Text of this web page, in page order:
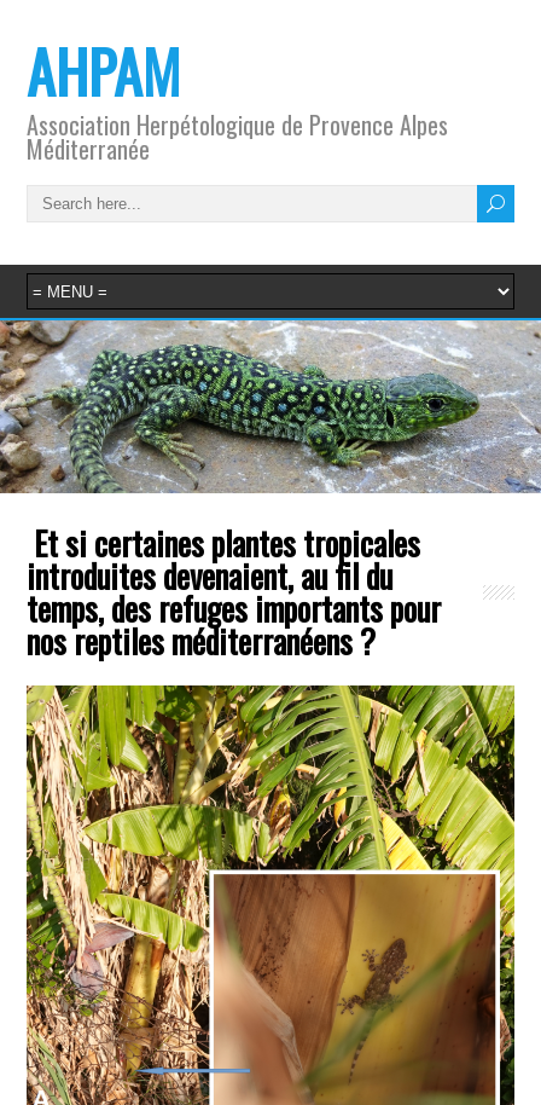
AHPAM
Association Herpétologique de Provence Alpes
Méditerranée
Et si certaines plantes tropicales
introduites devenaient, au fil du
temps, des refuges importants pour
nos reptiles méditerranéens ?